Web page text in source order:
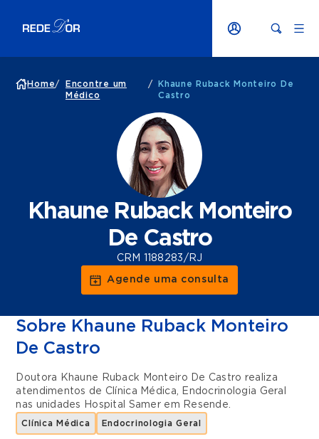
Home/
Encontre um
Médico
/
Khaune Ruback Monteiro De
Castro
Khaune Ruback Monteiro
De Castro
CRM 1188283/RJ
Agende uma consulta
Sobre Khaune Ruback Monteiro
De Castro
Doutora Khaune Ruback Monteiro De Castro realiza
atendimentos de Clínica Médica, Endocrinologia Geral
nas unidades
Hospital Samer em Resende.
Clínica Médica Endocrinologia Geral